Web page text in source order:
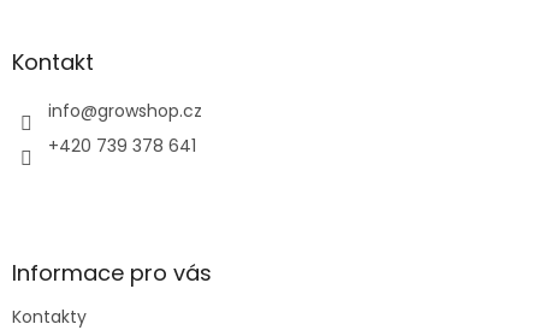
aKontakt
info@growshop.cz
+420 739 378 641
Informace pro vás
Kontakty